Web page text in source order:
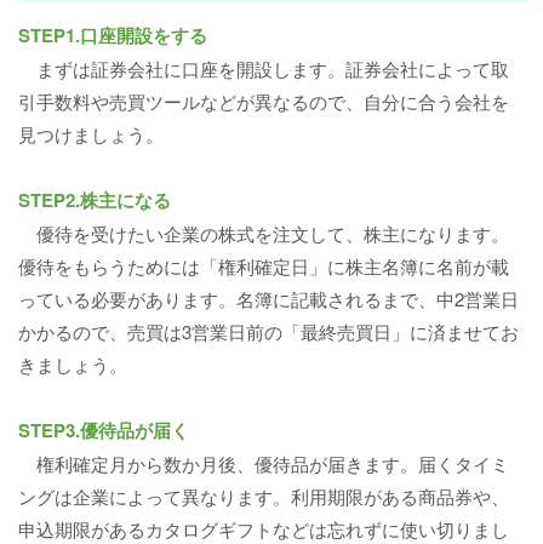
STEP1.口座開設をする
まずは証券会社に口座を開設します。証券会社によって取
引手数料や売買ツールなどが異なるので、自分に合う会社を
見つけましょう。
STEP2.株主になる
優待を受けたい企業の株式を注文して、株主になります。
優待をもらうためには「権利確定日」に株主名簿に名前が載
っている必要があります。名簿に記載されるまで、中2営業日
かかるので、売買は3営業日前の「最終売買日」に済ませてお
きましょう。
STEP3.優待品が届く
権利確定月から数か月後、優待品が届きます。届くタイミ
ングは企業によって異なります。利用期限がある商品券や、
申込期限があるカタログギフトなどは忘れずに使い切りまし